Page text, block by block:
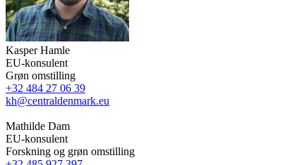
Kasper Hamle
EU-konsulent
Grøn omstilling
+32 484 27 06 39
kh@centraldenmark.eu
Mathilde Dam
EU-konsulent
Forskning og grøn omstilling